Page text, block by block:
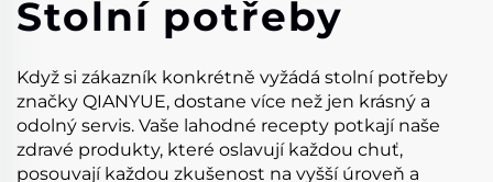
Stolní potřeby
Když si zákazník konkrétně vyžádá stolní potřeby
značky QIANYUE, dostane více než jen krásný a
odolný servis. Vaše lahodné recepty potkají naše
zdravé produkty, které oslavují každou chuť,
posouvají každou zkušenost na vyšší úroveň a